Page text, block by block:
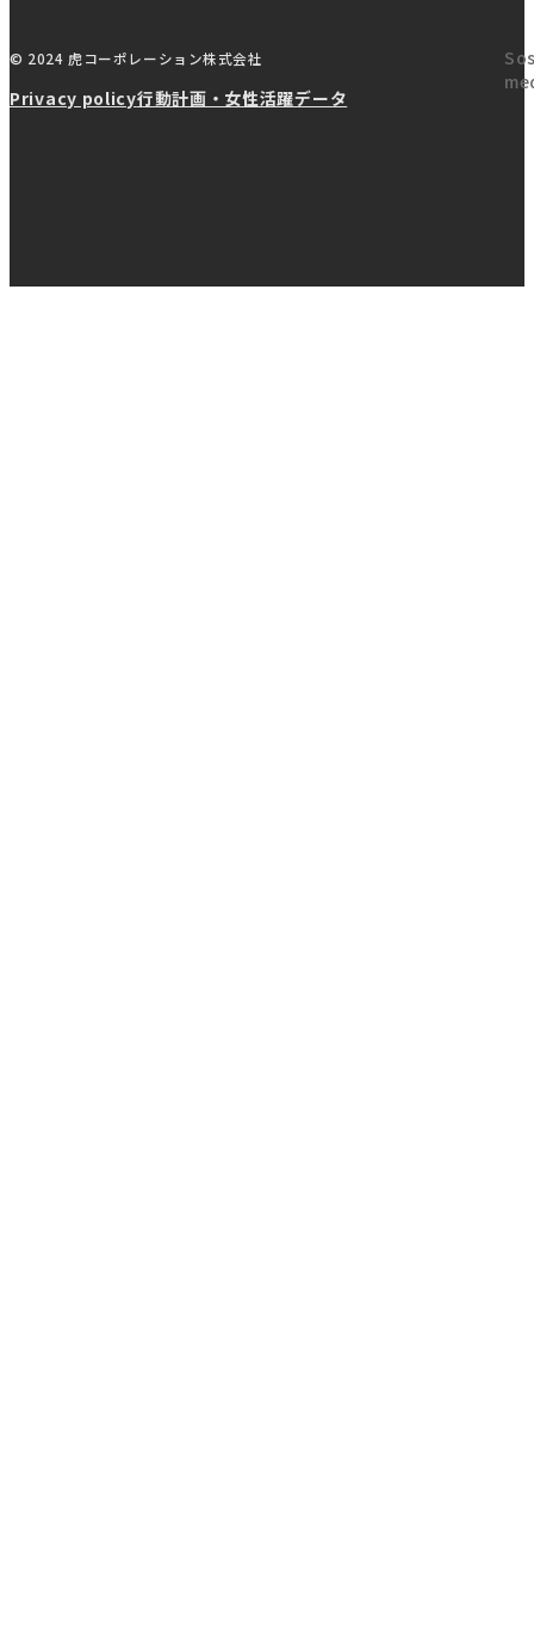
Privacy policy行動計画・女性活躍データ
© 2024 虎コーポレーション株式会社